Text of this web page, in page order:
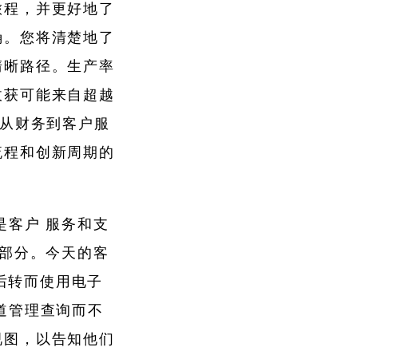
，并更好地了
您将清楚地了
路径。生产率
可能来自超越
财务到客户服
和创新周期的
客户 服务和支
分。今天的客
转而使用电子
管理查询而不
，以告知他们